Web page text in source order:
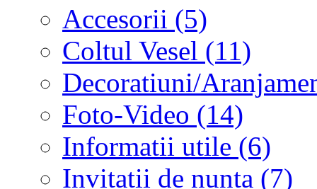
Accesorii (5)
Coltul Vesel (11)
Decoratiuni/
Foto-Video (14)
Informatii utile (6)
Invitatii de nunta (7)